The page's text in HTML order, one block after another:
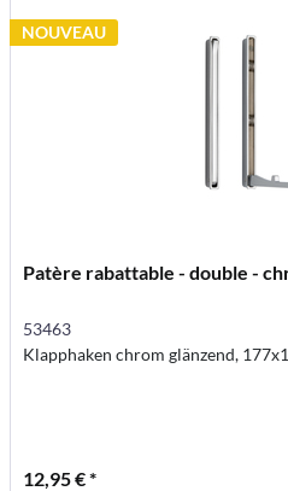
NOUVEAU
Patère rabattable - double -
53463
Klapphaken chrom glänzend,
12,95 € *